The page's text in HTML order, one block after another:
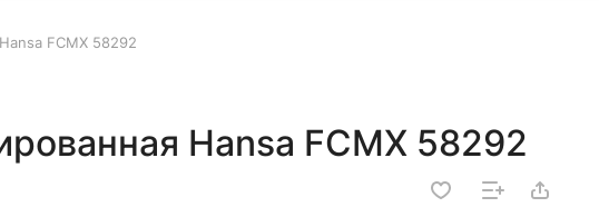
FCMX 58292
Hansa FCMX 58292